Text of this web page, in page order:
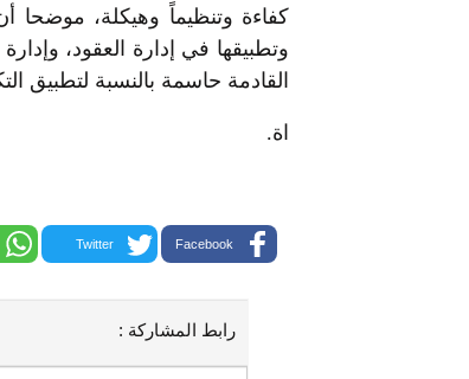
كفاءة وتنظيماً وهيكلة، موضحا
وتطبيقها في إدارة العقود،
القادمة حاسمة بالنسبة لتطبيق
اة.
Facebook
Twitter
رابط المشاركة :